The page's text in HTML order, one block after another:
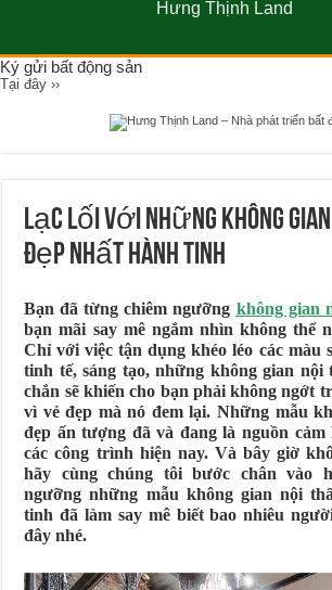
Ký gửi bất động sản
Tại đây ››
Lạc lối với những không
đẹp nhất hành tinh
Bạn đã từng chiêm ngưỡng không gian
bạn mãi say mê ngắm nhìn không thể
Chỉ với việc tận dụng khéo léo các màu
tinh tế, sáng tạo, những không gian nội
chắn sẽ khiến cho bạn phải không ngớt
vì vẻ đẹp mà nó đem lại. Những mẫu
đẹp ấn tượng đã và đang là nguồn
các công trình hiện nay. Và bây giờ
hãy cùng chúng tôi bước chân vào
ngưỡng những mẫu không gian nội
tinh đã làm say mê biết bao nhiêu
đây nhé.
Hưng Thịnh Land